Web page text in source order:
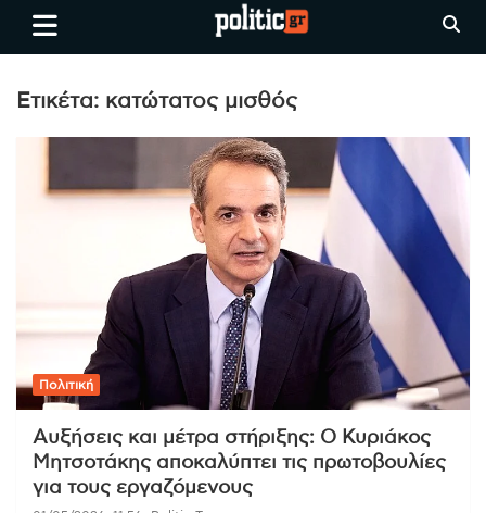
Skip
Ειδήσεις απο τη
Θεσσαλονίκη, την Ελλάδα και
όλο τον Κόσμο
politic.gr
Ετικέτα: κατώτατος μισθός
Πολιτική
Αυξήσεις και μέτρα στήριξης: Ο Κυριάκος
Μητσοτάκης αποκαλύπτει τις πρωτοβουλίες
για τους εργαζόμενους